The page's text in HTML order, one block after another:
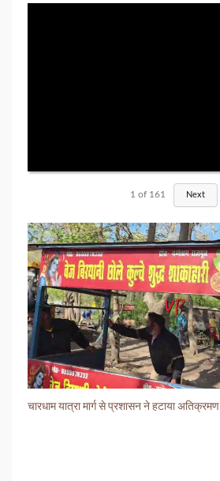
1 of 161 Next
चारधाम यात्रा मार्ग से प्रशासन ने हटाया अतिक्रमण